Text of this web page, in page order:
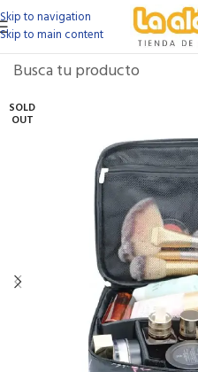
Skip to navigation
Skip to main content
SOLD
OUT